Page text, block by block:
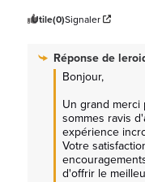
Utile(0)Signaler
Réponse de
Bonjour,
Un grand
sommes ravis
expérience
Votre
d'offrir le